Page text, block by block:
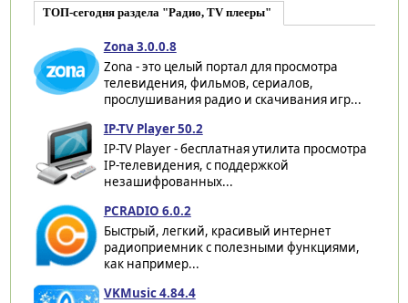
ТОП-сегодня раздела "Радио, TV плееры"
Zona 3.0.0.8
Zona - это целый портал для просмотра
телевидения, фильмов, сериалов,
прослушивания радио и скачивания игр...
IP-TV Player 50.2
IP-TV Player - бесплатная утилита просмотра
IP-телевидения, с поддержкой
незашифрованных...
PCRADIO 6.0.2
Быстрый, легкий, красивый интернет
радиоприемник с полезными функциями,
как например...
VKMusic 4.84.4